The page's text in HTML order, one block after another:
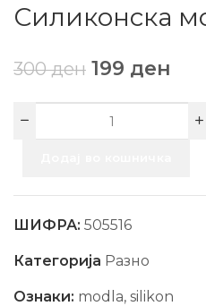
Силиконска
300ден 199 ден
ШИФРА: 505516
Категорија Разно
Ознаки: modla, silikon